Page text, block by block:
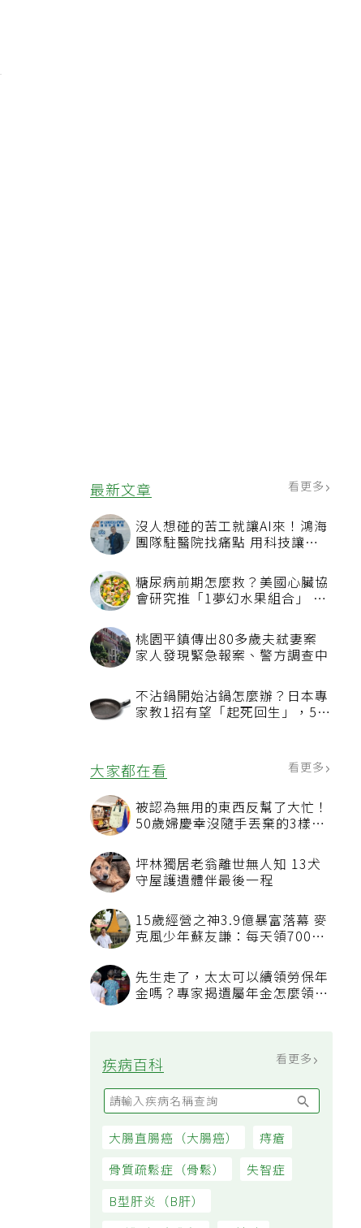
最新文章 看更多
沒人想碰的苦工就讓AI來！鴻海
團隊駐醫院找痛點 用科技讓醫
糖尿病前期怎麼救？美國心臟協
會研究推「1夢幻水果組合」 酪
桃園平鎮傳出80多歲夫弒妻案
家人發現緊急報案、警方調查中
不沾鍋開始沾鍋怎麼辦？日本專
家教1招有望「起死回生」，5情
大家都在看
被認為無用的東西反幫了大忙！
50歲婦慶幸沒隨手丟棄的3樣物
坪林獨居老翁離世無人知 13犬
守屋護遺體伴最後一程
15歲經營之神3.9億暴富落幕 麥
過日子
先生走了，太太可以續領勞保年
疾病百科